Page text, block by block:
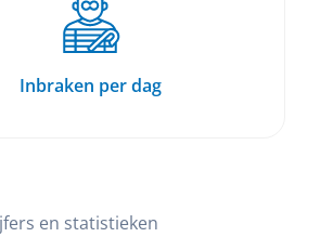
Inbraken per dag
en statistieken